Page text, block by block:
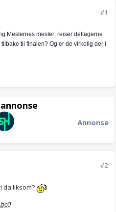
#1
Mesternes mester; reiser deltagerne
til finalen? Og er de virkelig der i
Annonse
#2
da liksom?